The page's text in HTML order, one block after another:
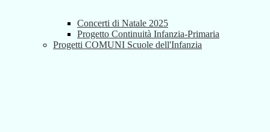
Concerti di Natale 2025
Progetto Continuità Infanzia-Primaria
Progetti COMUNI Scuole dell'Infanzia